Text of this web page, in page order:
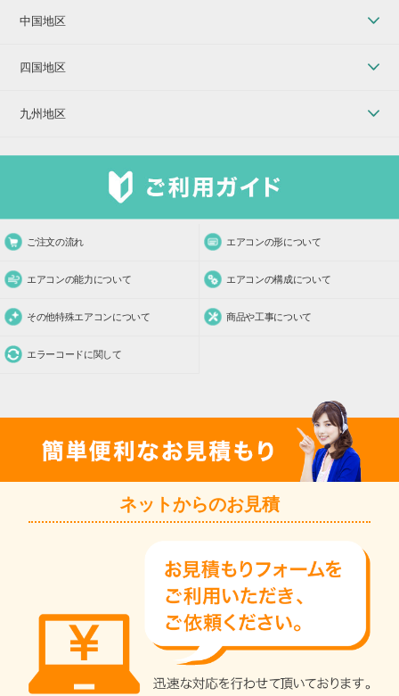
中国地区
四国地区
九州地区
ご注文の流れ エアコンの形について
エアコンの能力について エアコンの構成について
その他特殊エアコンについて 商品や工事について
エラーコードに関して
ネットからのお見積